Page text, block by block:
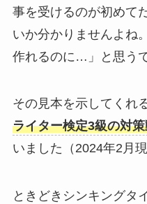
事を受けるのが初めて
いか分かりませんよね
作れるのに…」と思う
その見本を示してくれ
ライター検定3級の対
いました（2024年2月現
ときどきシンキングタ